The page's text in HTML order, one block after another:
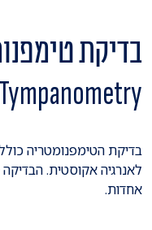
בדיקת
Tympanometry
בדיקת הטימפנומטריה
לאנרגיה אקוסטית.
אחדות.